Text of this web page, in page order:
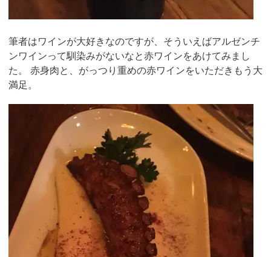
筆者はワインが大好きなのですが、そういえばアルゼンチ
ンワインって馴染みがないなと赤ワインをあけてみまし
た。 赤身肉と、がっつり重めの赤ワインをいただきもう大
満足。